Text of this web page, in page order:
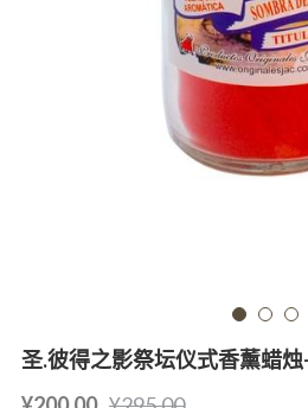
圣.彼得之影祭坛仪式香薰蜡